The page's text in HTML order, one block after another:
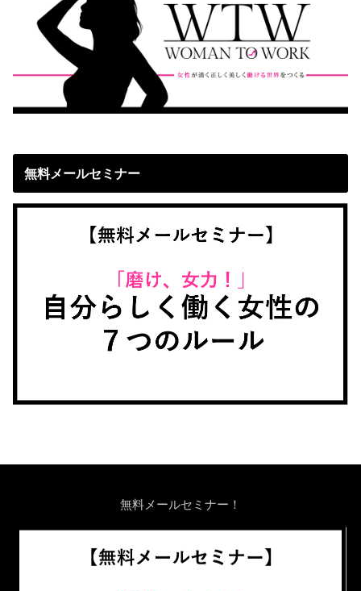
無料メールセミナー
無料メールセミナー！